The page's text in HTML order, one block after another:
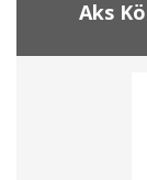
Aks